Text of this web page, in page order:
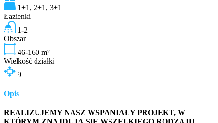
1+1, 2+1, 3+1
Łazienki
1-2
Obszar
46-160 m²
Wielkość działki
9
Opis
REALIZUJEMY NASZ WSPANIAŁY PROJEKT, W